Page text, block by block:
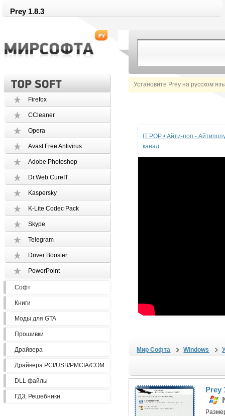
Prey 1.8.3
Установите Prey на русском
Firefox
CCleaner
Opera
Avast Free Antivirus
Adobe Photoshop
Dr.Web CureIT
Kaspersky
K-Lite Codec Pack
Skype
Telegram
Driver Booster
PowerPoint
Софт
Книги
Моды для GTA
Прошивки
Драйвера
Драйвера PCI/USB/PMCIA/COM
DLL файлы
ГДЗ, Решебники
IT POP • Айти-поп -
канал
Мир Софта Windows
Prey